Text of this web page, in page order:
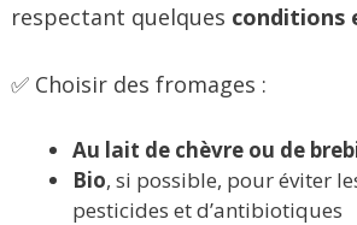
respectant quelques conditions
✅ Choisir des fromages :
Au lait de chèvre ou de
Bio, si possible, pour éviter
pesticides et d’antibiotiques